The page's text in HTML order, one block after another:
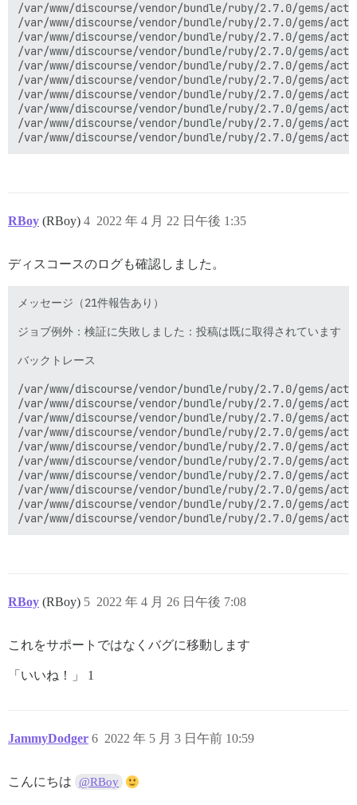
/var/www/discourse/vendor/bundle/ruby/2.7.0/
/var/www/discourse/vendor/bundle/ruby/2.7.0/
/var/www/discourse/vendor/bundle/ruby/2.7.0/
/var/www/discourse/vendor/bundle/ruby/2.7.0/
/var/www/discourse/vendor/bundle/ruby/2.7.0/gems/
/var/www/discourse/vendor/bundle/ruby/2.7.0/
/var/www/discourse/vendor/bundle/ruby/2.7.0/
/var/www/discourse/vendor/bundle/ruby/2.7.0/gems/
/var/www/discourse/vendor/bundle/ruby/2.7.0/
RBoy (RBoy) 2022 年 4 月 22 日午後 1:35
4
ディスコースのログも確認しました。
メッセージ（21件報告あり）
ジョブ例外：検証に失敗しました：投稿は既に取得されています
バックトレース
/var/www/discourse/vendor/bundle/ruby/2.7.0/
/var/www/discourse/vendor/bundle/ruby/2.7.0/
/var/www/discourse/vendor/bundle/ruby/2.7.0/
/var/www/discourse/vendor/bundle/ruby/2.7.0/
/var/www/discourse/vendor/bundle/ruby/2.7.0/gems/
/var/www/discourse/vendor/bundle/ruby/2.7.0/
/var/www/discourse/vendor/bundle/ruby/2.7.0/
/var/www/discourse/vendor/bundle/ruby/2.7.0/gems/
/var/www/discourse/vendor/bundle/ruby/2.7.0/
RBoy (RBoy) 2022 年 4 月 26 日午後 7:08
5
これをサポートではなくバグに移動します
「いいね！」 1
JammyDodger 2022 年 5 月 3 日午前 10:59
6
こんにちは @RBoy